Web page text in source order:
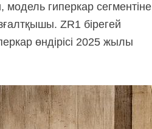
гиперкар сегментіне
ZR1 бірегей
өндірісі 2025 жылы